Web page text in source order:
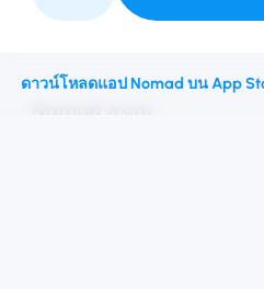
เป็นหุ้นส่วนกับเรา
ดาวน์โหลดแอป Nomad บน App